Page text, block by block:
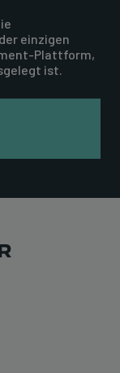
einzigen
Plattform,
ist.